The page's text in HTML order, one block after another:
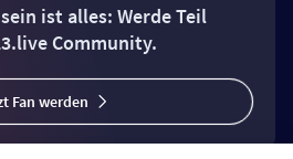
ist alles: Werde Teil
Community.
Fan werden